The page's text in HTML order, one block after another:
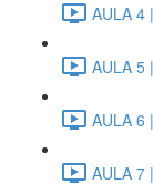
AULA 4
AULA 5
AULA 6
AULA 7